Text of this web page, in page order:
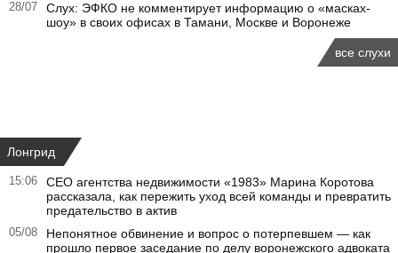
28/07
Слух: ЭФКО не комментирует информацию о «масках-
шоу» в своих офисах в Тамани, Москве и Воронеже
все слухи
Лонгрид
15:06
CEO агентства недвижимости «1983» Марина Коротова
рассказала, как пережить уход всей команды и превратить
предательство в актив
05/08
Непонятное обвинение и вопрос о потерпевшем — как
прошло первое заседание по делу воронежского адвоката